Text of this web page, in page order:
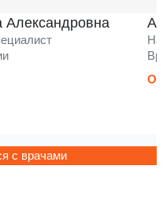
Александровна
с врачами